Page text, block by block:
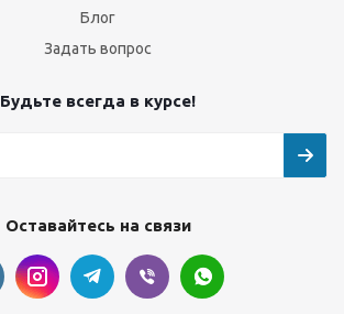
Блог
Задать вопрос
Будьте всегда в курсе!
Оставайтесь на связи